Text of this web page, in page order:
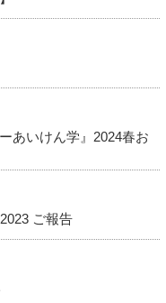
あいけん学』2024春お
ご報告